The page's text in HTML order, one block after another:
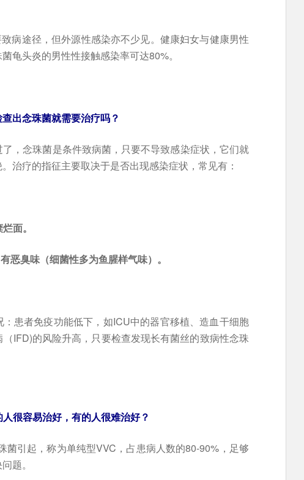
病途径，但外源性感染亦不少见。健康妇女与健康男性
龟头炎的男性性接触感染率可达80%。
出念珠菌就需要治疗吗？
，念珠菌是条件致病菌，只要不导致感染症状，它们就
治疗的指征主要取决于是否出现感染症状，常见有：
面。
恶臭味（细菌性多为鱼腥样气味）。
患者免疫功能低下，如ICU中的器官移植、造血干细胞
IFD)的风险升高，只要检查发现长有菌丝的致病性念珠
很容易治好，有的人很难治好？
菌引起，称为单纯型VVC，占患病人数的80-90%，足够
题。